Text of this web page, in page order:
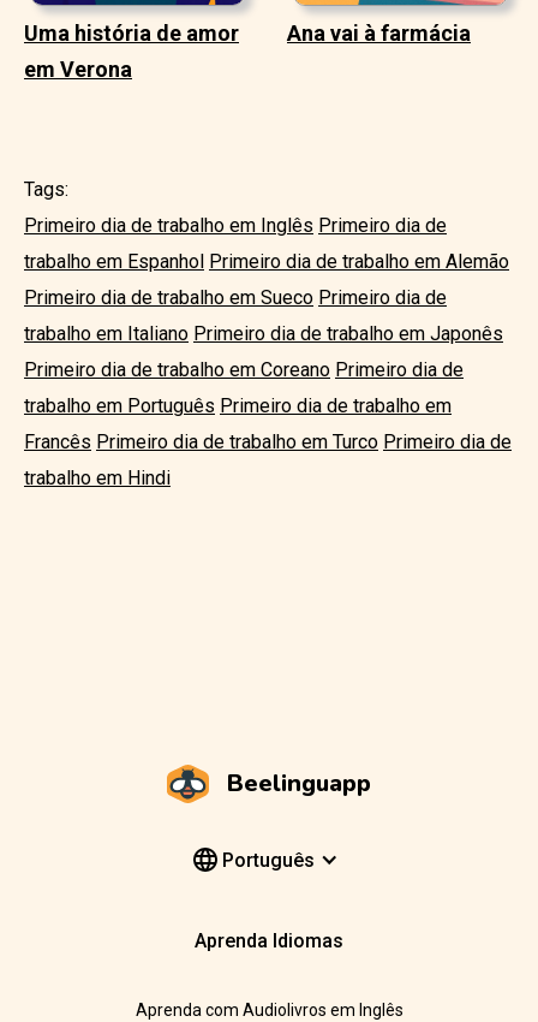
Uma história de amor
em Verona
Ana vai à farmácia
Tags:
Primeiro dia de trabalho em Inglês Primeiro dia de
trabalho em Espanhol Primeiro dia de trabalho em Alemão
Primeiro dia de trabalho em Sueco Primeiro dia de
trabalho em Italiano Primeiro dia de trabalho em Japonês
Primeiro dia de trabalho em Coreano Primeiro dia de
trabalho em Português Primeiro dia de trabalho em
Francês Primeiro dia de trabalho em Turco Primeiro dia de
trabalho em Hindi
Beelinguapp
Português
Aprenda Idiomas
Aprenda com Audiolivros em Inglês